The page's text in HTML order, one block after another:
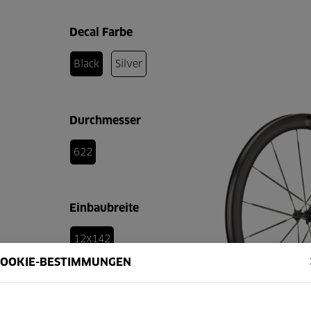
BESTIMMUNGEN
Decal Farbe
Black Silver
Durchmesser
622
Einbaubreite
12x142